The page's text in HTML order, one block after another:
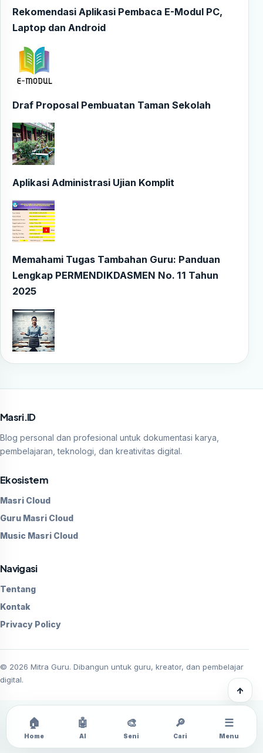
Rekomendasi Aplikasi Pembaca E-Modul PC,
Laptop dan Android
Draf Proposal Pembuatan Taman Sekolah
Aplikasi Administrasi Ujian Komplit
Memahami Tugas Tambahan Guru: Panduan
Lengkap PERMENDIKDASMEN No. 11 Tahun
2025
Masri.ID
Blog personal dan profesional untuk dokumentasi karya,
pembelajaran, teknologi, dan kreativitas digital.
Ekosistem
Masri Cloud
Guru Masri Cloud
Music Masri Cloud
Navigasi
Tentang
Kontak
Privacy Policy
© 2026 Mitra Guru. Dibangun untuk guru, kreator, dan pembelajar
digital.
🏠
Home
🤖
AI
🎨
Seni
🔎
Cari
☰
Menu
↑